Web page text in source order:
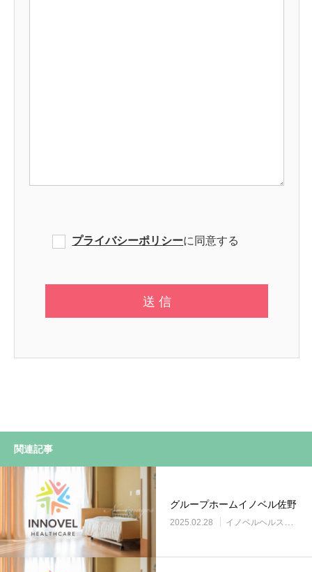
プライバシーポリシーに同意する
関連記事
グループホームイノベル佐野
2025.02.28 イノベルヘルスケア事業所